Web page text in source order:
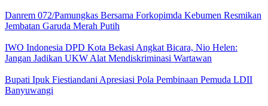
Danrem 072/Pamungkas Bersama Forkopimda Kebumen Resmikan
Jembatan Garuda Merah Putih
IWO Indonesia DPD Kota Bekasi Angkat Bicara, Nio Helen:
Jangan Jadikan UKW Alat Mendiskriminasi Wartawan
Bupati Ipuk Fiestiandani Apresiasi Pola Pembinaan Pemuda LDII
Banyuwangi